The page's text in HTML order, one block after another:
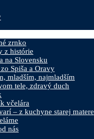
zrnko
z histórie
na Slovensku
Spiša a Oravy
mladším, najmladším
tele, zdravý duch
včelára
– z kuchyne starej matere
nás